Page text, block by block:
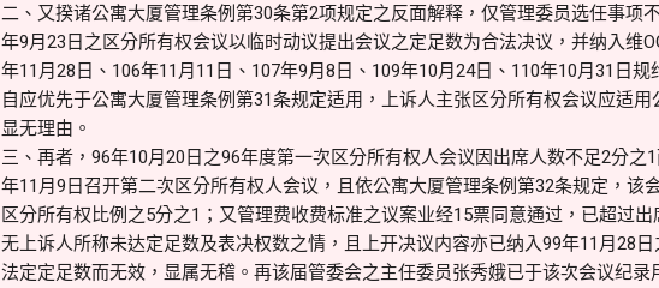
二、又揆诸公寓大厦管理条例第30条第2项规定之反面解释，仅管理委员选任事项
年9月23日之区分所有权会议以临时动议提出会议之定足数为合法决议，并纳入维
年11月28日、106年11月11日、107年9月8日、109年10月24日、110年10月31日
自应优先于公寓大厦管理条例第31条规定适用，上诉人主张区分所有权会议应适
显无理由。
三、再者，96年10月20日之96年度第一次区分所有权人会议因出席人数不足2分之
年11月9日召开第二次区分所有权人会议，且依公寓大厦管理条例第32条规定，该
区分所有权比例之5分之1；又管理费收费标准之议案业经15票同意通过，已超过
无上诉人所称未达定足数及表决权数之情，且上开决议内容亦已纳入99年11月28
法定定足数而无效，显属无稽。再该届管委会之主任委员张秀娥已于该次会议纪